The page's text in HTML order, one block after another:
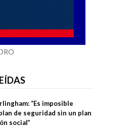
“Es imposible
de seguridad sin un plan
social”